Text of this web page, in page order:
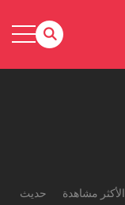
الأكثر مشاهدة حديث